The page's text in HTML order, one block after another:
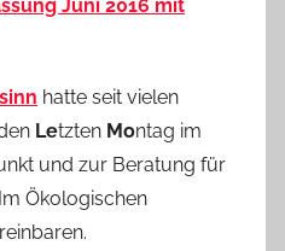
Juni 2016 mit
hatte seit vielen
Letzten Montag im
und zur Beratung für
Ökologischen